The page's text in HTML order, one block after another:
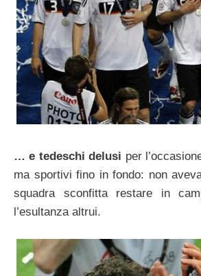
… e tedeschi delusi per
ma sportivi fino in fondo: non
squadra sconfitta restare in
l’esultanza altrui.